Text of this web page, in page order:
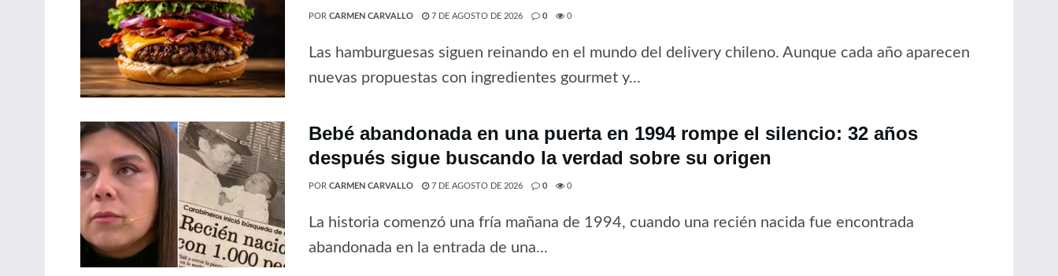
POR CARMEN CARVALLO 7 DE AGOSTO DE 2026 0 0
Las hamburguesas siguen reinando en el mundo del delivery chileno. Aunque cada año aparecen
nuevas propuestas con ingredientes gourmet y...
Bebé abandonada en una puerta en 1994 rompe el silencio: 32 años
después sigue buscando la verdad sobre su origen
POR CARMEN CARVALLO 7 DE AGOSTO DE 2026 0 0
La historia comenzó una fría mañana de 1994, cuando una recién nacida fue encontrada
abandonada en la entrada de una...